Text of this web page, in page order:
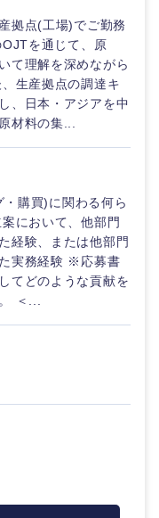
拠点(工場)でご勤務
を通じて、原
て理解を深めながら
生産拠点の調達キ
、日本・アジアを中
材料の集...
購買)に関わる何ら
において、他部門
経験、または他部門
実務経験 ※応募書
てどのような貢献を
＜...